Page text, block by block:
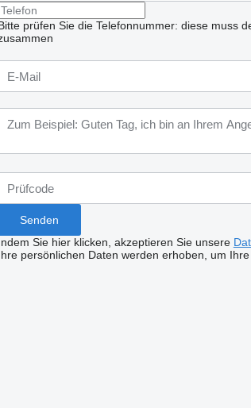
prüfen Sie die Telefonnummer: diese muss
Sie hier klicken, akzeptieren Sie unsere
persönlichen Daten werden erhoben, um